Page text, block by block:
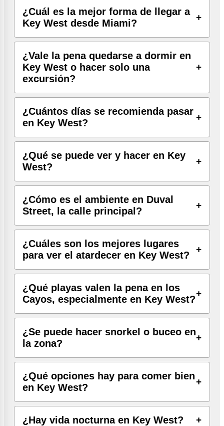
¿Cuál es la mejor forma de llegar a
Key West desde Miami?
¿Vale la pena quedarse a dormir en
Key West o hacer solo una
excursión?
¿Cuántos días se recomienda pasar
en Key West?
¿Qué se puede ver y hacer en Key
West?
¿Cómo es el ambiente en Duval
Street, la calle principal?
¿Cuáles son los mejores lugares
para ver el atardecer en Key West?
¿Qué playas valen la pena en los
Cayos, especialmente en Key West?
¿Se puede hacer snorkel o buceo en
la zona?
¿Qué opciones hay para comer bien
en Key West?
¿Hay vida nocturna en Key West?